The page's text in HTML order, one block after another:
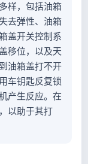
样，包括油箱
去弹性、油箱
盖开关控制系
移位，以及天
油箱盖打不开
车钥匙反复锁
产生反应。在
以助于其打